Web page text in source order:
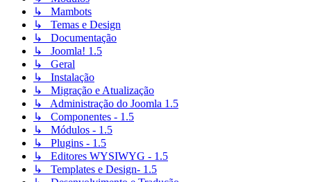
↳ Mambots
↳ Temas e Design
↳ Documentação
↳ Joomla! 1.5
↳ Geral
↳ Instalação
↳ Migração e Atualização
↳ Administração do Joomla 1.5
↳ Componentes - 1.5
↳ Módulos - 1.5
↳ Plugins - 1.5
↳ Editores WYSIWYG - 1.5
↳ Templates e Design- 1.5